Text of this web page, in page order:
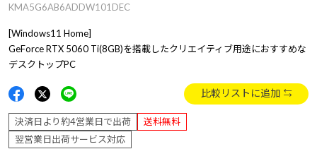
KMA5G6AB6ADDW101DEC
[Windows11 Home]
GeForce RTX 5060 Ti(8GB)を搭載したクリエイティブ用途におすすめな
デスクトップPC
比較リストに追加
決済日より約4営業日で出荷
送料無料
翌営業日出荷サービス対応